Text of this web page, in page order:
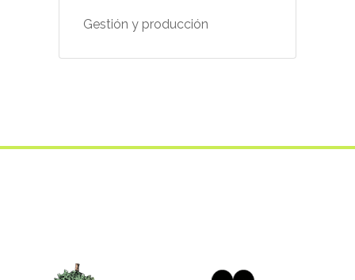
Gestión y producción